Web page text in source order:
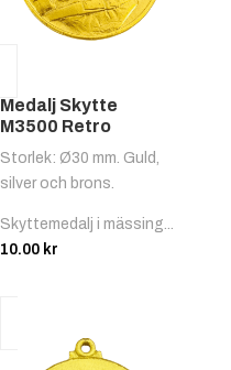
Medalj Skytte
M3500 Retro
Storlek: Ø30 mm. Guld,
silver och brons.
Skyttemedalj i mässing...
10.00 kr